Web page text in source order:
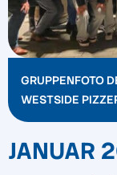
GRUPPENFOTO
WESTSIDE
JANUAR